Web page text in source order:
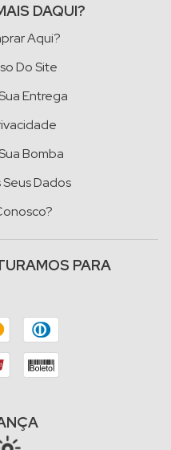
DAQUI?
Aqui?
Do Site
Entrega
Bomba
Dados
PARA